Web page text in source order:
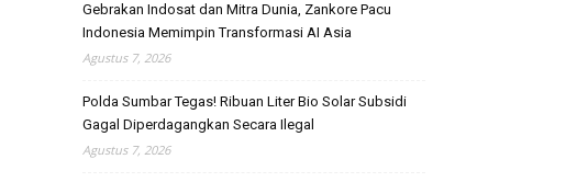
Gebrakan Indosat dan Mitra Dunia, Zankore Pacu
Indonesia Memimpin Transformasi AI Asia
Agustus 7, 2026
Polda Sumbar Tegas! Ribuan Liter Bio Solar Subsidi
Gagal Diperdagangkan Secara Ilegal
Agustus 7, 2026